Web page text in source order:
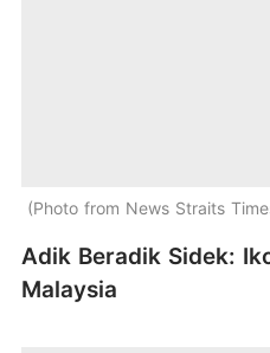
Photo from News Straits
Adik Beradik Sidek:
Malaysia